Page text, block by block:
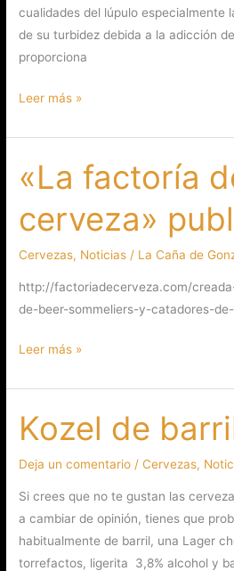
cualidades del lúpulo especialmente
de su turbidez debida a la adicción
proporciona
Leer más »
«La factoría
cerveza»
Cervezas, Noticias / La Caña de
http://factoriadecerveza.com/
de-beer-sommeliers-y-catadores-
factoría
de
la
cerveza»
Leer más »
Kozel de
Deja un comentario /Cervezas,
Si crees que no te gustan las
a cambiar de opinión, tienes que
habitualmente de barril, una Lager
torrefactos, ligerita 3,8% alcohol y
Kozel
de
barril